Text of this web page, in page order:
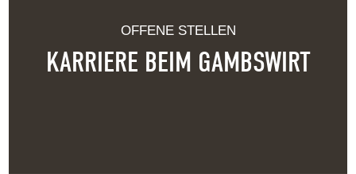
OFFENE STELLEN
KARRIERE BEIM GAMBSWIRT